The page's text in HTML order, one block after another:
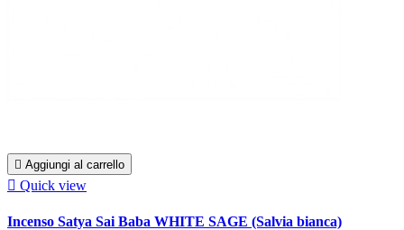
 Aggiungi al carrello
 Quick view
Incenso Satya Sai Baba WHITE SAGE (Salvia bianca)